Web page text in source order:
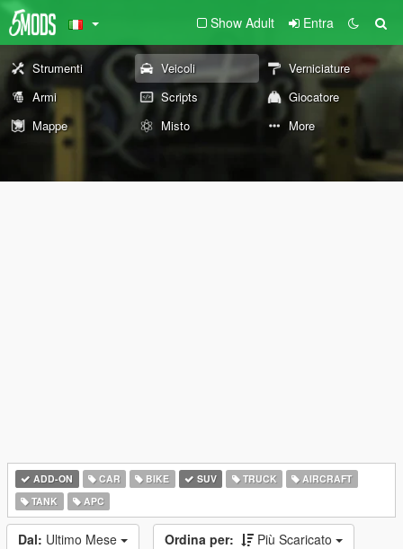
Show Adult Entra
Strumenti Veicoli
Verniciature
Armi
Scripts
Giocatore
Mappe
Misto More
ADD-ON CAR BIKE SUV TRUCK
AIRCRAFT
TANK
APC
Dal: Ultimo Mese Ordina per: Più Scaricato